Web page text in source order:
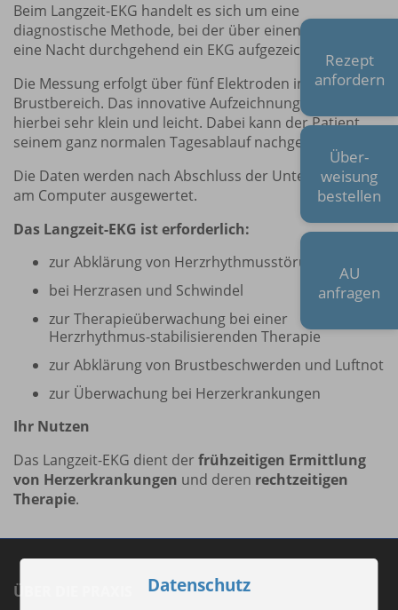
Beim Langzeit-EKG handelt es sich um eine
diagnostische Methode, bei der über einen Tag und
eine Nacht durchgehend ein EKG aufgezeichnet wird.
Die Messung erfolgt über fünf Elektroden im
Brustbereich. Das innovative Aufzeichnungsgerät ist
hierbei sehr klein und leicht. Dabei kann der Patient
seinem ganz normalen Tagesablauf nachgehen.
Die Daten werden nach Abschluss der Untersuchung
am Computer ausgewertet.
Das Langzeit-EKG ist erforderlich:
zur Abklärung von Herzrhythmusstörungen
bei Herzrasen und Schwindel
zur Therapieüberwachung bei einer
Herzrhythmus-stabilisierenden Therapie
zur Abklärung von Brustbeschwerden und Luftnot
zur Überwachung bei Herzerkrankungen
Ihr Nutzen
Das Langzeit-EKG dient derfrühzeitigen Ermittlung
von Herzerkrankungen und deren rechtzeitigen
Therapie.
ÜBER DIE PRAXIS
Rezept
anfordern
Über-
weisung
bestellen
AU
anfragen
Datenschutz